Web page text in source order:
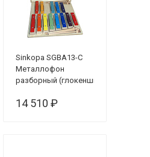
Sinkopa SGBA13-C
Металлофон
разборный (глокеншпиль)
полутонов, цветной,
14 510 ₽